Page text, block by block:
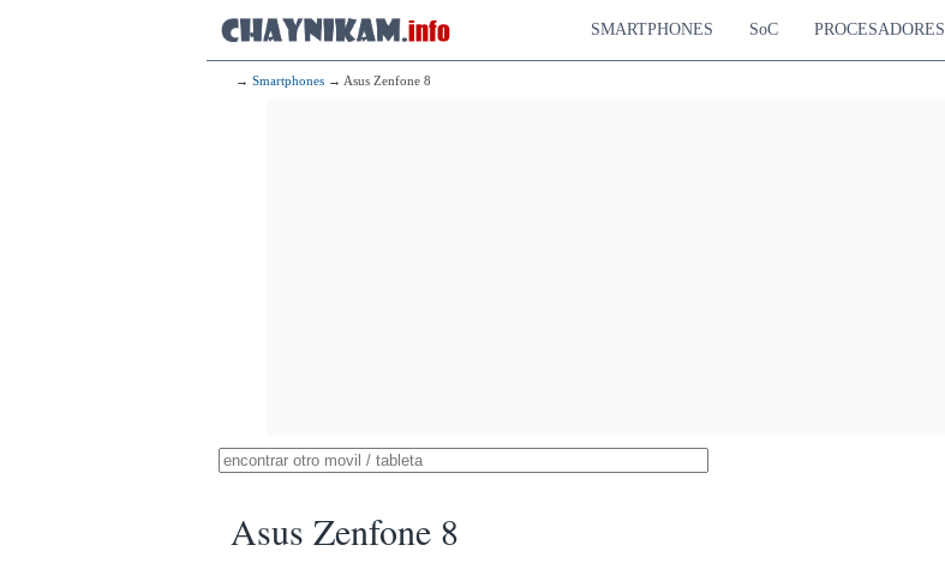
SMARTPHONES SoC PROCESADORES
→ Smartphones → Asus Zenfone 8
Asus Zenfone 8